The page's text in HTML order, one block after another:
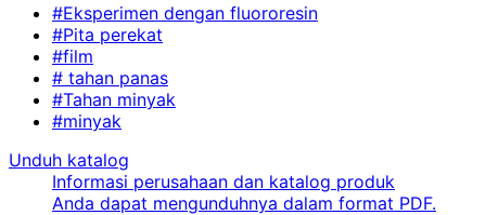
#Eksperimen dengan fluororesin
#Pita perekat
#film
# tahan panas
#Tahan minyak
#minyak
Unduh katalog
Informasi perusahaan dan katalog produk
Anda dapat mengunduhnya dalam format PDF.